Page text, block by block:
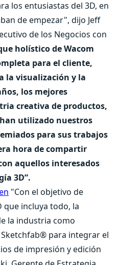
los entusiastas del 3D, en
de empezar", dijo Jeff
de los Negocios con
holístico de Wacom
para el cliente,
la visualización y la
los mejores
creativa de productos,
utilizado nuestros
para sus trabajos
hora de compartir
aquellos interesados
3D”.
"Con el objetivo de
que incluya todo, la
la industria como
para integrar el
de impresión y edición